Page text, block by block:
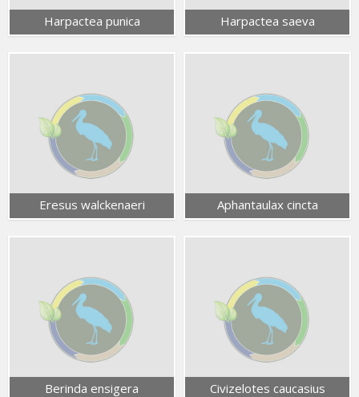
Harpactea punica Harpactea saeva
Eresus walckenaeri Aphantaulax cincta
Berinda ensigera Civizelotes caucasius